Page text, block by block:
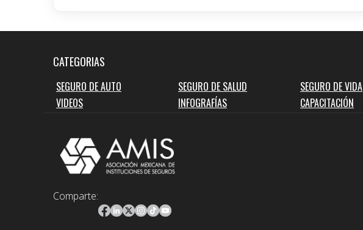
CATEGORIAS
SEGURO DE AUTO SEGURO DE SALUD SEGURO DE VIDA
VIDEOS
INFOGRAFÍAS CAPACITACIÓN
Comparte: